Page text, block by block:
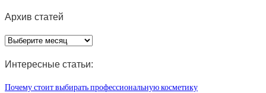
Архив статей
Архив
статей
Интересные статьи:
Почему стоит выбирать профессиональную косметику